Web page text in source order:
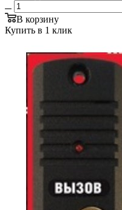
В корзину
Купить в 1 клик